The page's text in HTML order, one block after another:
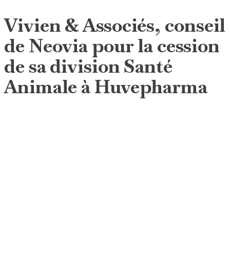
Vivien & Associés, conseil
de Neovia pour la cession
de sa division Santé
Animale à Huvepharma